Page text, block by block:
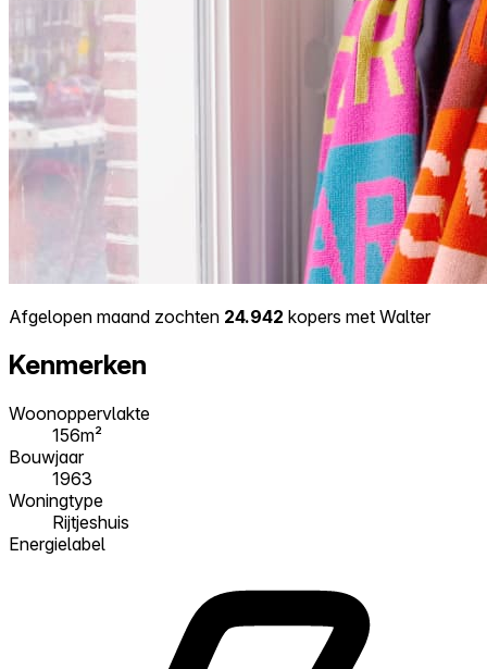
Afgelopen maand zochten 24.942 kopers met Walter
Kenmerken
Woonoppervlakte
156m²
Bouwjaar
1963
Woningtype
Rijtjeshuis
Energielabel